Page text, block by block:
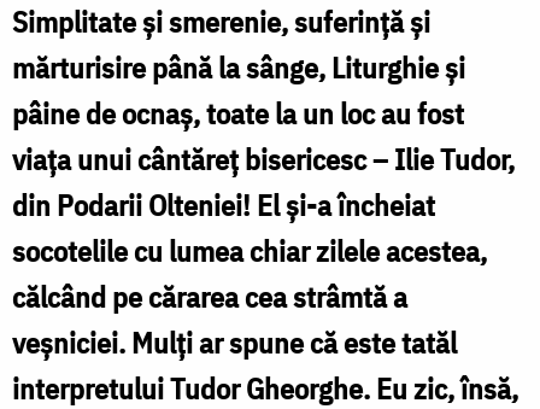
un
Iov
al
zilelor
noastre
Simplitate și smerenie, suferință și
mărturisire până la sânge, Liturghie și
pâine de ocnaș, toate la un loc au fost
viața unui cântăreț bisericesc – Ilie Tudor,
din Podarii Olteniei! El și-a încheiat
socotelile cu lumea chiar zilele acestea,
călcând pe cărarea cea strâmtă a
veșniciei. Mulți ar spune că este tatăl
interpretului Tudor Gheorghe. Eu zic, însă,